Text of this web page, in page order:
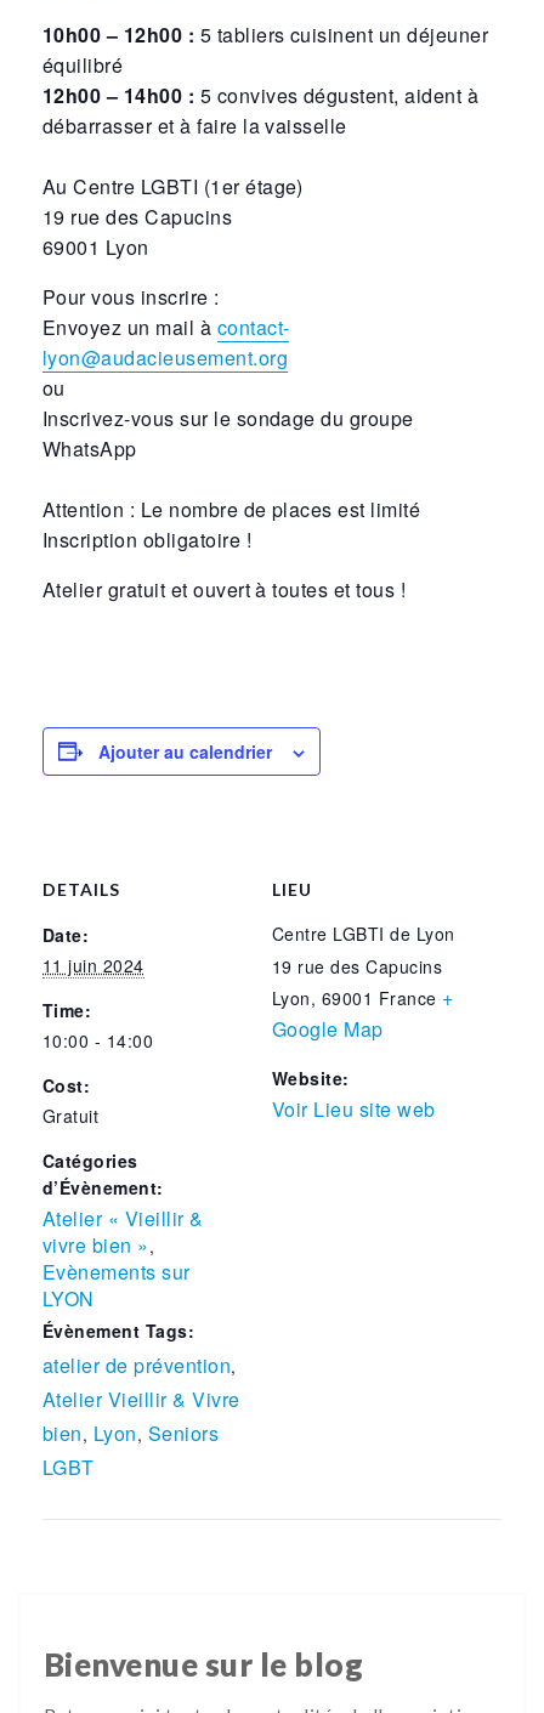
10h00 – 12h00 : 5 tabliers cuisinent un déjeuner
équilibré
12h00 – 14h00 : 5 convives dégustent, aident à
débarrasser et à faire la vaisselle
Au Centre LGBTI (1er étage)
19 rue des Capucins
69001 Lyon
Pour vous inscrire :
Envoyez un mail à contact-
lyon@audacieusement.org
ou
Inscrivez-vous sur le sondage du groupe
WhatsApp
Attention : Le nombre de places est limité
Inscription obligatoire !
Atelier gratuit et ouvert à toutes et tous !
Ajouter au calendrier
DETAILS
Date:
11 juin 2024
Time:
10:00 - 14:00
Cost:
Gratuit
Catégories
d’Évènement:
Atelier « Vieillir &
vivre bien »,
Evènements sur
LYON
Évènement Tags:
atelier de prévention,
Atelier Vieillir & Vivre
bien, Lyon, Seniors
LGBT
LIEU
Centre LGBTI de Lyon
19 rue des Capucins
Lyon, 69001 France +
Google Map
Website:
Voir Lieu site web
Bienvenue sur le blog